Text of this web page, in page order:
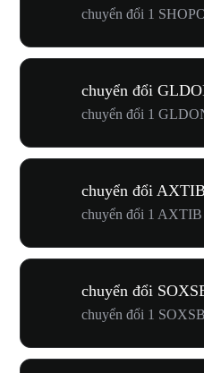
chuyển đổi
chuyển đổi
chuyển đổi